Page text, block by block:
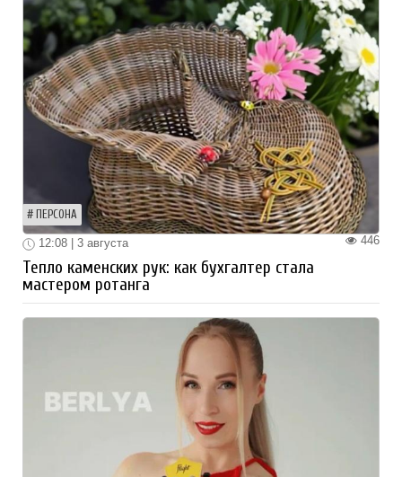
ПЕРСОНА
446
12:08 | 3 августа
Тепло каменских рук: как бухгалтер стала
мастером ротанга